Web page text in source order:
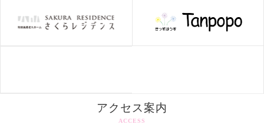
アクセス案内
ACCESS